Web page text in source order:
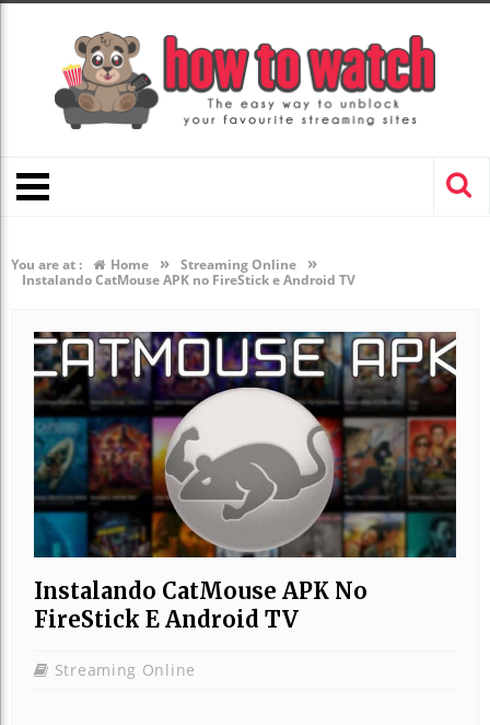
You are at : Home » Streaming Online »
Instalando CatMouse APK no FireStick e Android TV
Instalando CatMouse APK No
FireStick E Android TV
Streaming Online